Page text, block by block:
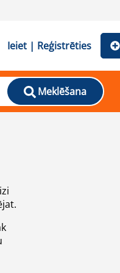
Ieiet | Reģistrēties
Meklēšana